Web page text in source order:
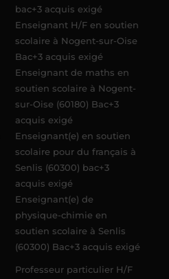
bac+3 acquis exigé
Enseignant H/F en soutien
scolaire à Nogent-sur-Oise
Bac+3 acquis exigé
Enseignant de maths en
soutien scolaire à Nogent-
sur-Oise (60180) Bac+3
acquis exigé
Enseignant(e) en soutien
scolaire pour du français à
Senlis (60300) bac+3
acquis exigé
Enseignant(e) de
physique-chimie en
soutien scolaire à Senlis
(60300) Bac+3 acquis exigé
Professeur particulier H/F